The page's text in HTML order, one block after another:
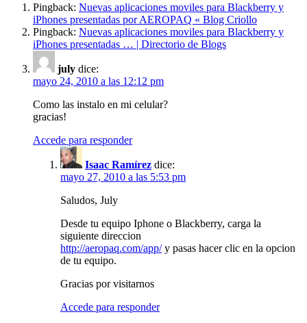
Pingback: Nuevas aplicaciones moviles para Blackberry y
iPhones presentadas por AEROPAQ « Blog Criollo
Pingback: Nuevas aplicaciones moviles para Blackberry y
iPhones presentadas … | Directorio de Blogs
july dice:
mayo 24, 2010 a las 12:12 pm
Como las instalo en mi celular?
gracias!
Accede para responder
Isaac Ramírez dice:
mayo 27, 2010 a las 5:53 pm
Saludos, July
Desde tu equipo Iphone o Blackberry, carga la
siguiente direccion
http://aeropaq.com/app/y pasas hacer clic en la opcion
de tu equipo.
Gracias por visitarnos
Accede para responder